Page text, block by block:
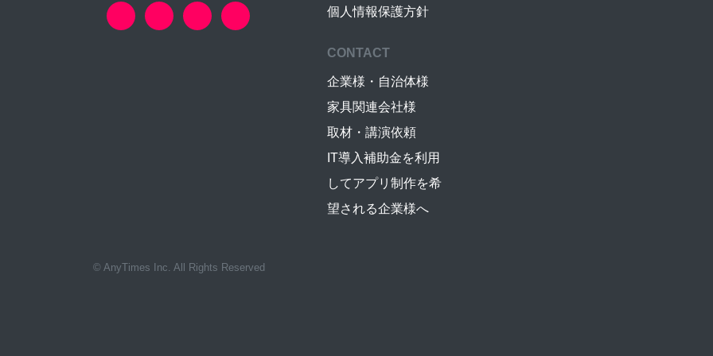
個人情報保護方針
CONTACT
企業様・自治体様
家具関連会社様
取材・講演依頼
IT導入補助金を利用
してアプリ制作を希
望される企業様へ
© AnyTimes Inc. All Rights Reserved